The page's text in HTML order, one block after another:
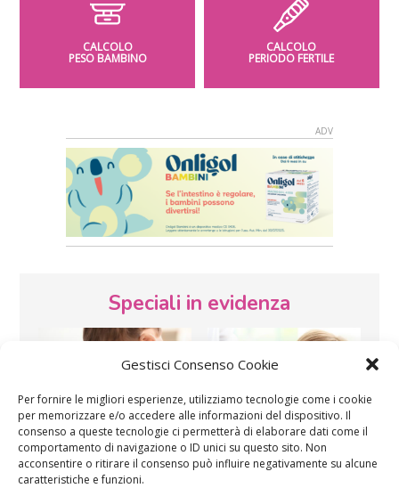
Gestisci Consenso Cookie
Per fornire le migliori esperienze, utilizziamo tecnologie come i cookie
per memorizzare e/o accedere alle informazioni del dispositivo. Il
consenso a queste tecnologie ci permetterà di elaborare dati come il
comportamento di navigazione o ID unici su questo sito. Non
acconsentire o ritirare il consenso può influire negativamente su alcune
caratteristiche e funzioni.
CALCOLO
PESO BAMBINO
CALCOLO
PERIODO FERTILE
Speciali in evidenza
Vaccini SOS Pediatra